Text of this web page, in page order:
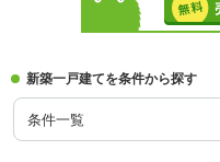
新築一戸建てを条件から探す
条件一覧